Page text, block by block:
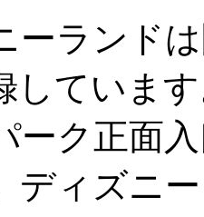
ーランド
していま
ーク正面
ディズニ